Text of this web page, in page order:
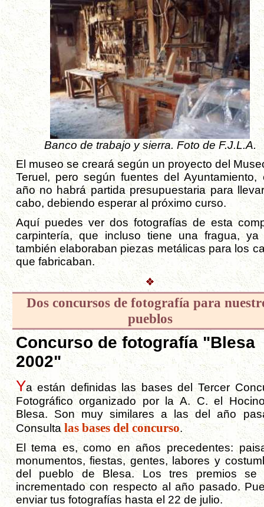
Banco de trabajo y sierra. Foto de F.J.L.A.
El museo se creará según un proyecto del
Teruel, pero según fuentes del Ayuntamiento,
año no habrá partida presupuestaria para
cabo, debiendo esperar al próximo curso.
Aquí puedes ver dos fotografías de esta
carpintería, que incluso tiene una fragua, ya
también elaboraban piezas metálicas para los
que fabricaban.
Dos concursos de fotografía para
pueblos
Concurso de fotografía "Blesa
2002"
Ya están definidas las bases del Tercer
Fotográfico organizado por la A. C. el
Blesa. Son muy similares a las del año
Consulta las bases del concurso.
El tema es, como en años precedentes:
monumentos, fiestas, gentes, labores y
del pueblo de Blesa. Los tres premios se
incrementado con respecto al año pasado.
enviar tus fotografías hasta el 22 de julio.